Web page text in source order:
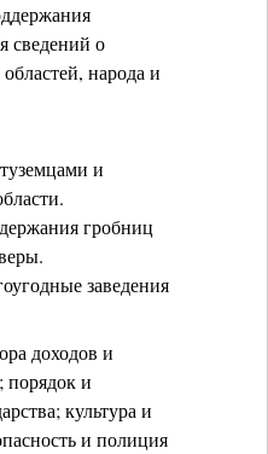
сведений о
народа и
и
гробниц
заведения
доходов и
порядок и
культура и
и полиция